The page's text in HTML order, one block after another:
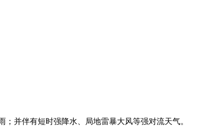
并伴有短时强降水、局地雷暴大风等强对流天气。